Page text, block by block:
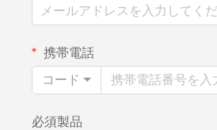
携帯電話
コード
必須製品